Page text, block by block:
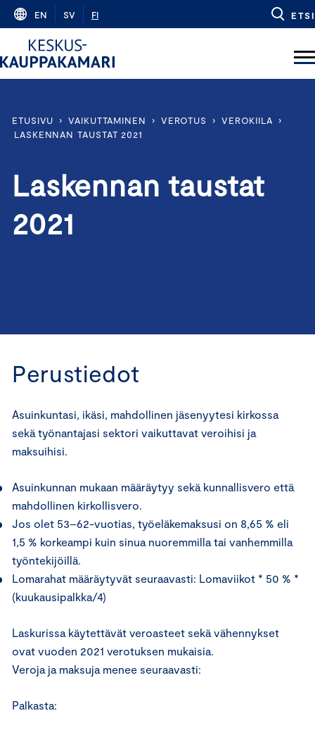
Skip
content
EN SV FI ETSI
ETUSIVU › VAIKUTTAMINEN › VEROTUS › VEROKIILA
›
LASKENNAN TAUSTAT 2021
Laskennan taustat
2021
Perustiedot
Asuinkuntasi, ikäsi, mahdollinen jäsenyytesi kirkossa
sekä työnantajasi sektori vaikuttavat veroihisi ja
maksuihisi.
Asuinkunnan mukaan määräytyy sekä kunnallisvero että
mahdollinen kirkollisvero.
Jos olet 53–62-vuotias, työeläkemaksusi on 8,65 % eli
1,5 % korkeampi kuin sinua nuoremmilla tai vanhemmilla
työntekijöillä.
Lomarahat määräytyvät seuraavasti: Lomaviikot * 50 % *
(kuukausipalkka/4)
Laskurissa käytettävät veroasteet sekä vähennykset
ovat vuoden 2021 verotuksen mukaisia.
Veroja ja maksuja menee seuraavasti:
Palkasta: